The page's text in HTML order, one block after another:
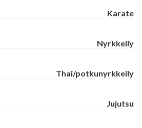
Karate
Nyrkkeily
Thai/potkunyrkkeily
Jujutsu